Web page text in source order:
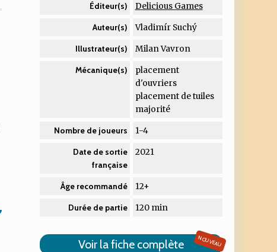
Éditeur(s) Delicious Games
Auteur(s) Vladimír Suchý
Illustrateur(s) Milan Vavron
Mécanique(s)
placement
d'ouvriers
placement de tuiles
majorité
Nombre de joueurs 1-4
Date de sortie
française
2021
Âge recommandé 12+
Durée de partie 120 min
Voir la fiche complète NOUVEAU